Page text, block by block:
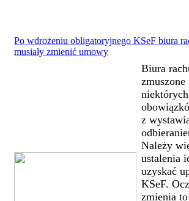
Po wdrożeniu obligatoryjnego KSeF biura
musiały zmienić umowy
Biura
zmuszone
z
Należy
ustalenia
uzyskać
KSeF.
zmienia